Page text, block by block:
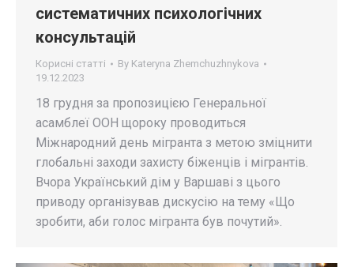
систематичних психологічних
консультацій
Корисні статті By Kateryna Zhemchuzhnykova
19.12.2023
18 грудня за пропозицією Генеральної
асамблеї ООН щороку проводиться
Міжнародний день мігранта з метою зміцнити
глобальні заходи захисту біженців і мігрантів.
Вчора Український дім у Варшаві з цього
приводу організував дискусію на тему «Що
зробити, аби голос мігранта був почутий».